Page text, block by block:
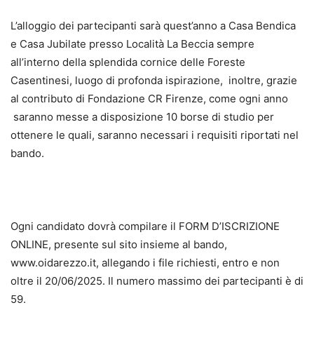
L’alloggio dei partecipanti sarà quest’anno a Casa Bendica
e Casa Jubilate presso Località La Beccia sempre
all’interno della splendida cornice delle Foreste
Casentinesi, luogo di profonda ispirazione, inoltre, grazie
al contributo di Fondazione CR Firenze, come ogni anno
saranno messe a disposizione 10 borse di studio per
ottenere le quali, saranno necessari i requisiti riportati nel
bando.
Ogni candidato dovrà compilare il FORM D’ISCRIZIONE
ONLINE, presente sul sito insieme al bando,
www.oidarezzo.it, allegando i file richiesti, entro e non
oltre il 20/06/2025. Il numero massimo dei partecipanti è di
59.